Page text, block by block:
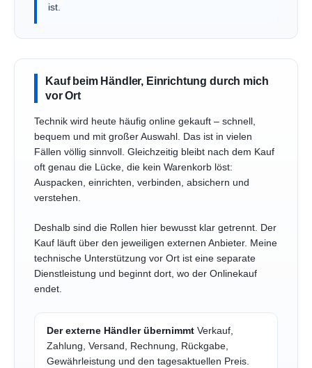
ist.
Kauf beim Händler, Einrichtung durch mich
vor Ort
Technik wird heute häufig online gekauft – schnell,
bequem und mit großer Auswahl. Das ist in vielen
Fällen völlig sinnvoll. Gleichzeitig bleibt nach dem Kauf
oft genau die Lücke, die kein Warenkorb löst:
Auspacken, einrichten, verbinden, absichern und
verstehen.
Deshalb sind die Rollen hier bewusst klar getrennt. Der
Kauf läuft über den jeweiligen externen Anbieter. Meine
technische Unterstützung vor Ort ist eine separate
Dienstleistung und beginnt dort, wo der Onlinekauf
endet.
Der externe Händler übernimmt Verkauf,
Zahlung, Versand, Rechnung, Rückgabe,
Gewährleistung und den tagesaktuellen Preis.